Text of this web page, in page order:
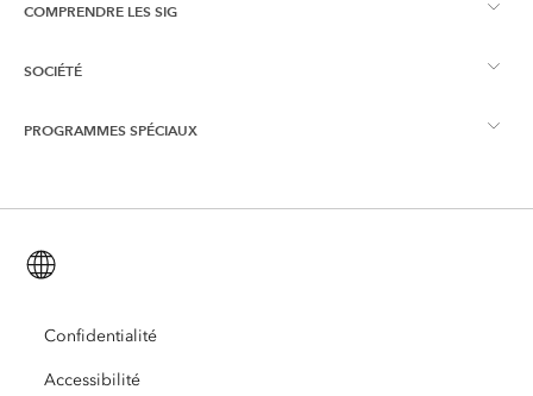
Esri Community
Réseau des jeunes professionnels Esri
COMPRENDRE LES SIG
Qu’est-ce qu’un SIG ?
Formation
ArcUser
ArcNews
SOCIÉTÉ
À propos d’Esri
Carrières
Ouverture
PROGRAMMES SPÉCIAUX
ArcGIS for Student Use
Protection de l’environnement
Confidentialité
Accessibilité